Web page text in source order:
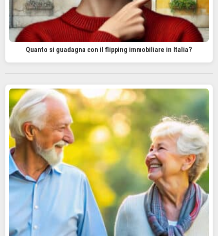
Quanto si guadagna con il flipping immobiliare in Italia?